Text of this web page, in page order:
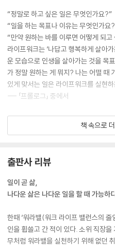
“정말로 하고 싶은 일은 무엇인가요?”
“일을 하는 목표나 이유는 무엇인가요
“만약 원하는 바를 이루면 어떻게 되고
라이프워크는 ‘나답고 행복하게 살아
운 모습으로 인생을 살아가는 것을 목
가 정말 원하는 게 뭐지? 나는 어떨 때
있게 맞서는 일은 라이프워크를 실현
--- 「프롤로그」 중에서
우리는 어릴 때부터 ‘○○하면 좋다,
다’ 같은 기준에 맞춰 살아갈 것을 요
다. 이는 다른 사람에게 미움받거나 무
자 타인의 기준에 나를 맞추려고 하는
--- p.29
경쟁의식이 강한 사람은 남에게 부탁
보다 못하거나 아래에 있다고 느끼는
적이고 싫어서 차라리 혼자 다 끌어안
책 속으로
출판사 리뷰
일이 곧 삶,
나다운 삶은 나다운 일을 할 때 가능하
한때 ‘워라밸(워크 라이프 밸런스의
인을 휩쓸고 간 적이 있다. 소위 직장
무처럼 워라밸을 실천하기 위해 없던